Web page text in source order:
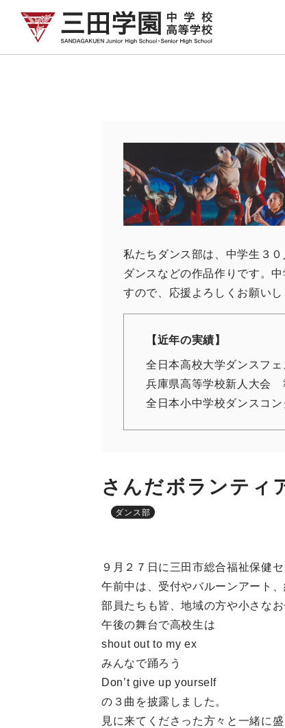
私たちダンス部は、中学生３
ダンスなどの作品作りです。
すので、応援よろしくお願い
【近年の実績】
全日本高校大学ダンスフ
兵庫県高等学校新人大会
全日本小中学校ダンスコ
さんだボランティ
ダンス部
９月２７日に三田市総合福祉保健
午前中は、受付やバルーンアート
部員たちも皆、地域の方や小さな
午後の舞台で高校生は
shout out to my ex
みんなで踊ろう
Don’t give up yourself
の３曲を披露しました。
見に来てくださった方々と一緒に